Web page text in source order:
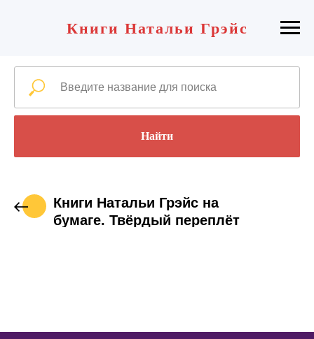
Книги Натальи Грэйс
Найти
Книги Натальи Грэйс на
бумаге. Твёрдый переплёт